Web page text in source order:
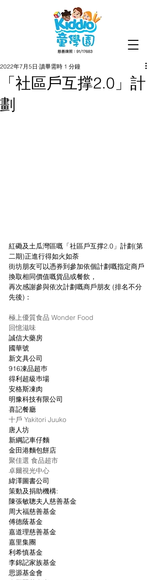
「社區戶互撑2.0」計
劃
2022年7月5日 讀畢需時 1 分鐘
紅磡及土瓜灣區嘅「社區戶互撑2.0」計劃(第
二期)正進行得如火如荼
街坊朋友可以憑券到參加依個計劃嘅指定商戶
換取相同價值嘅貨品或餐飲，
再次感謝參與依次計劃嘅商戶朋友 (排名不分
先後)：
極上優質食品 Wonder Food
回憶滋味
誠信大藥房
國華號
新文具公司
916凍品超巿
得利超級巿場
安格斯凍肉
明豫科技有限公司
喜記餐廳
十戶 Yakitori Juuko
唐人坊
新綱記車仔麵
金田港麵包餅店
聚佳選 食品超市
卓爾視光中心
緯澤圖書公司
策動及捐助機構:
陳張敏聰夫人慈善基金
周大福慈善基金
傅德蔭基金
嘉道理慈善基金
嘉里集團
利希慎基金
李錦記家族基金
思源基金會